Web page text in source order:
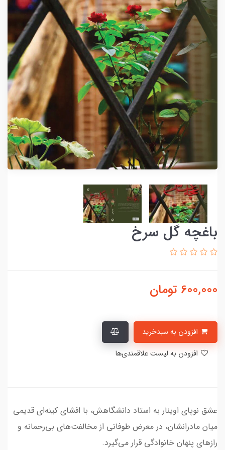
باغچه گل سرخ
600,000 تومان
عشق نوپای اوینار به استاد دانشگاهش، با افشای کینه‌ای قدیمی
میان مادرانشان، در معرض طوفانی از مخالفت‌های بی‌رحمانه و
رازهای پنهان خانوادگی قرار می‌گیرد.